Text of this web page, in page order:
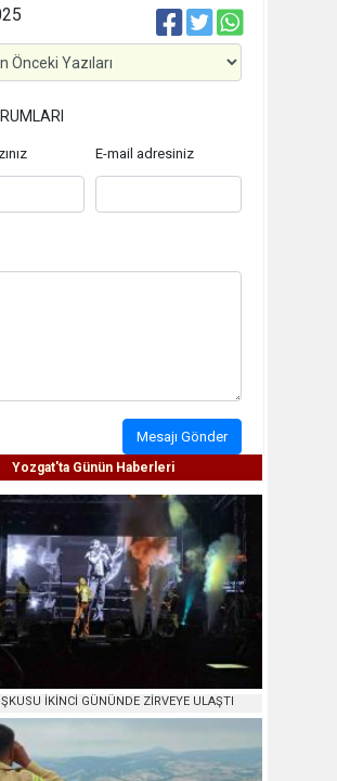
E-mail adresiniz
Mesajı Gönder
Yozgat'ta Günün Haberleri
İKİNCİ GÜNÜNDE ZİRVEYE ULAŞTI